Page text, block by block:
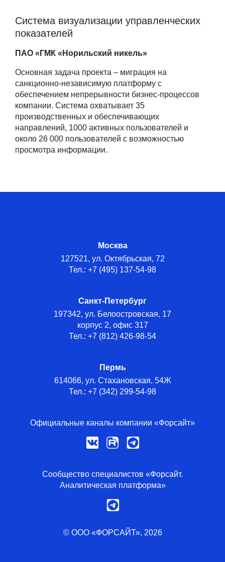
Система визуализации управленческих
показателей
ПАО «ГМК «Норильский никель»
Основная задача проекта – миграция на
санкционно-независимую платформу с
обеспечением непрерывности бизнес-процессов
компании. Система охватывает 35
производственных и обеспечивающих
направлений, 1000 активных пользователей и
около 26 000 пользователей с возможностью
просмотра информации.
Газпром нефть
Госкорпорация «Росатом»
СКЦ Росатома
Ростелеком
АЛРОСА
Полюс
ФГБУ «Центр экспертизы и координации
Пензенская область
архипелага
Зарубежнефть
Республики Беларусь
Москва
127521, ул. Октябрьская, 72
Тел.: +7 (495) 137-54-98
Санкт-Петербург
197342, ул. Белоостровская, 17
корпус 2, офис 317
Тел.: +7 (812) 426-98-54
Пермь
614066, ул. Стахановская, 54Ж
Тел.: +7 (342) 299-54-98
Официальные каналы компании «Форсайт»
Сообщество специалистов «Форсайт.
Аналитическая платформа»
© ООО «ФОРСАЙТ», 2026